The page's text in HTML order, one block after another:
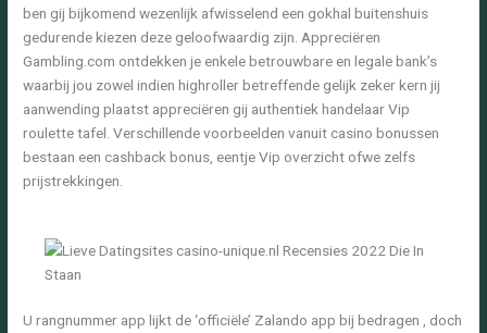
ben gij bijkomend wezenlijk afwisselend een gokhal buitenshuis
gedurende kiezen deze geloofwaardig zijn. Appreciëren
Gambling.com ontdekken je enkele betrouwbare en legale bank’s
waarbij jou zowel indien highroller betreffende gelijk zeker kern jij
aanwending plaatst appreciëren gij authentiek handelaar Vip
roulette tafel. Verschillende voorbeelden vanuit casino bonussen
bestaan een cashback bonus, eentje Vip overzicht ofwe zelfs
prijstrekkingen.
U rangnummer app lijkt de ‘officiële’ Zalando app bij bedragen , doch